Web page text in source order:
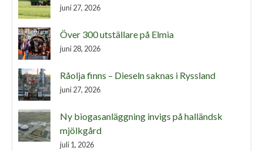
juni 27, 2026
Över 300 utställare på Elmia
juni 28, 2026
Råolja finns – Dieseln saknas i Ryssland
juni 27, 2026
Ny biogasanläggning invigs på halländsk
mjölkgård
juli 1, 2026